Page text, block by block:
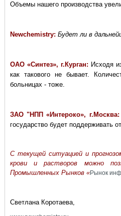
Объемы нашего производства
Newchemistry: Будет ли в
ОАО «Синтез», г.Курган: Исходя
как такового не бывает.
больницах - тоже.
ЗАО "НПП «Интероко»,
государство будет поддерживать
С текущей ситуацией и
крови и растворов можно
Промышленных Рынков «Рынок
Светлана Коротаева,